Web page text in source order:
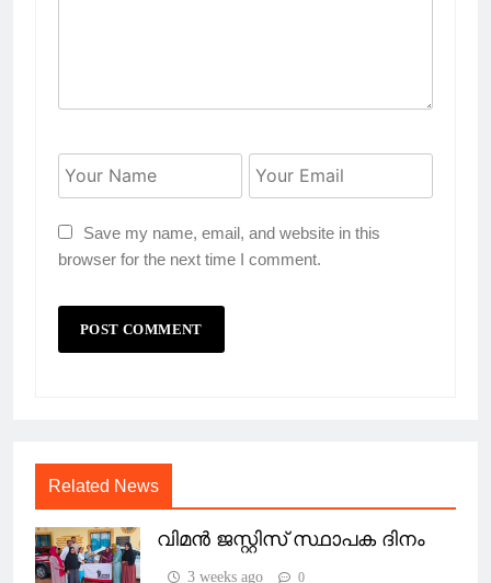
Save my name, email, and website in this
browser for the next time I comment.
Related News
വിമൻ ജസ്റ്റിസ് സ്ഥാപക ദിനം
3 weeks ago 0